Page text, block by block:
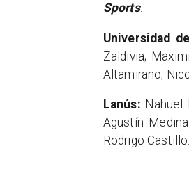
Sports.
Universidad
Zaldivia;
Altamirano;
Lanús: Nahuel
Agustín
Rodrigo Castillo.